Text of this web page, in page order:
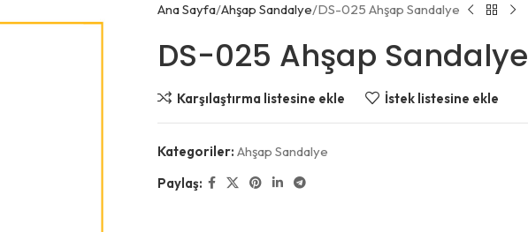
Ana Sayfa Ahşap Sandalye DS-025 Ahşap Sandalye
DS-025 Ahşap Sandalye
Karşılaştırma listesine ekle İstek listesine ekle
Kategoriler: Ahşap Sandalye
Paylaş: